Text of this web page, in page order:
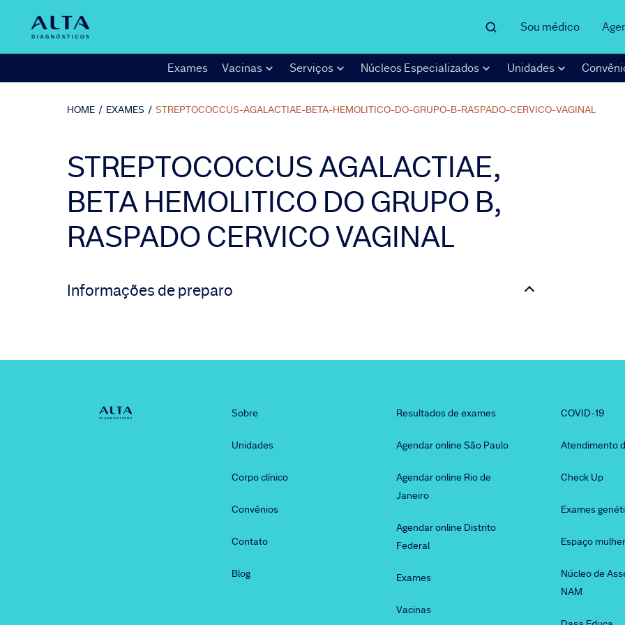
Sou médico
Exames Vacinas Serviços Núcleos Especializados Unidades
HOME / EXAMES / STREPTOCOCCUS-AGALACTIAE-BETA-HEMOLITICO-DO-GRUPO-B-RASPADO-CERVICO-VAGINAL
STREPTOCOCCUS AGALACTIAE,
BETA HEMOLITICO DO GRUPO B,
RASPADO CERVICO VAGINAL
Informações de preparo
Sobre
Unidades
Corpo clínico
Convênios
Contato
Blog
Resultados de exames
Agendar online São Paulo
Agendar online Rio de
Janeiro
Agendar online Distrito
Federal
Exames
Vacinas
COVID-19
Atendimento
Check Up
Exames
Espaço mulher
Núcleo de
NAM